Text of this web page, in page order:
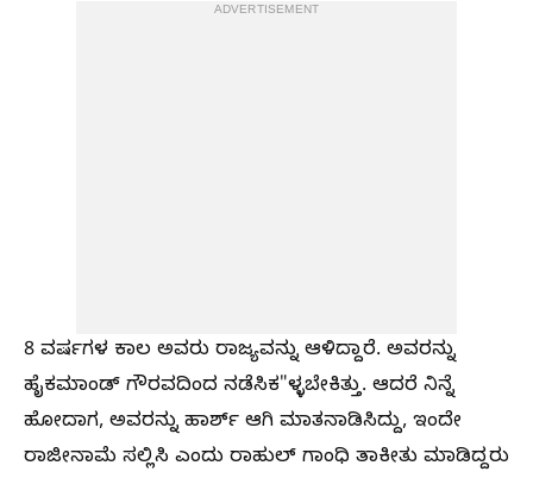
ADVERTISEMENT
8 ವರ್ಷಗಳ ಕಾಲ ಅವರು ರಾಜ್ಯವನ್ನು ಆಳಿದ್ದಾರೆ. ಅವರನ್ನು
ಹೈಕಮಾಂಡ್ ಗೌರವದಿಂದ ನಡೆಸಿಕ"ಳ್ಳಬೇಕಿತ್ತು. ಆದರೆ ನಿನ್ನೆ
ಹೋದಾಗ, ಅವರನ್ನು ಹಾರ್ಶ್ ಆಗಿ ಮಾತನಾಡಿಸಿದ್ದು, ಇಂದೇ
ರಾಜೀನಾಮೆ ಸಲ್ಲಿಸಿ ಎಂದು ರಾಹುಲ್ ಗಾಂಧಿ ತಾಕೀತು ಮಾಡಿದ್ದರು